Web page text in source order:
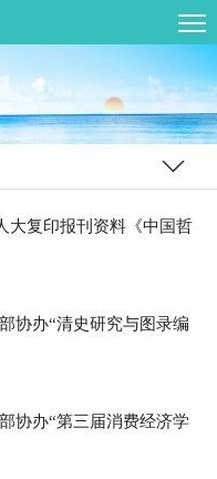
大复印报刊资料《中国哲
协办“清史研究与图录编
协办“第三届消费经济学